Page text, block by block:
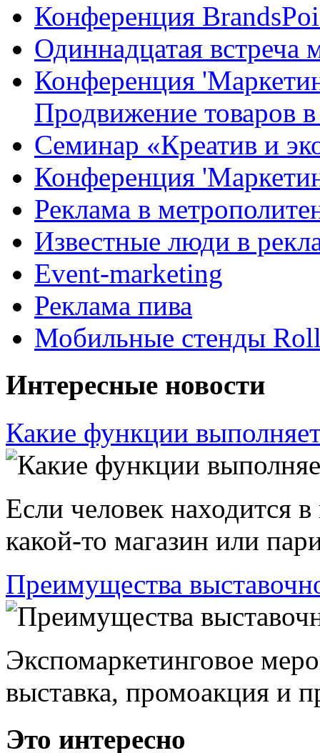
Конференция
Одиннадцатая
Конференция
Продвижение товаров
Семинар «Креатив и
Конференция
Реклама в
Известные люди в
Event-marketing
Реклама пива
Мобильные стенды
Интересные новости
Какие функции
Если человек находится
какой-то магазин или
Преимущества
Экспомаркетинговое
выставка, промоакция и
Это интересно